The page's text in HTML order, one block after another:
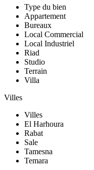
Type du bien
Appartement
Bureaux
Local Commercial
Local Industriel
Riad
Studio
Terrain
Villa
Villes
Villes
El Harhoura
Rabat
Sale
Tamesna
Temara